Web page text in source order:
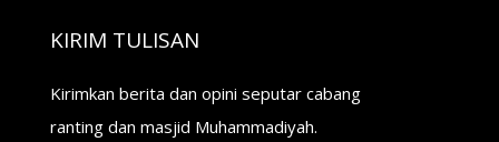
KIRIM TULISAN
Kirimkan berita dan opini seputar cabang
ranting dan masjid Muhammadiyah.